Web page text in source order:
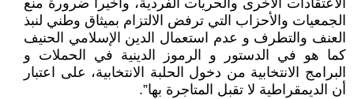
الاعتقادات الأخرى والحريات الفردية، واخيرا ضرورة منع
الجمعيات والأحزاب التي ترفض الالتزام بميثاق وطني لنبذ
العنف والتطرف و عدم استعمال الدين الإسلامي الحنيف
كما هو في الدستور و الرموز الدينية في الحملات و
البرامج الانتخابية من دخول الحلبة الانتخابية، على اعتبار
أن الديمقراطية لا تقبل المتاجرة بها”.